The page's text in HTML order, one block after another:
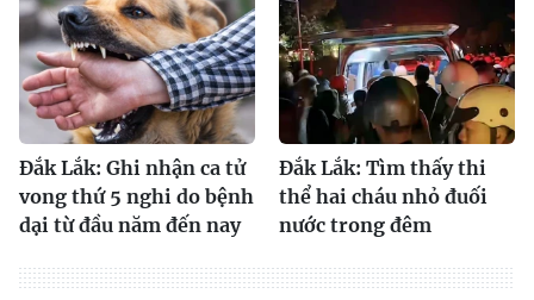
Đắk Lắk: Ghi nhận ca tử
vong thứ 5 nghi do bệnh
dại từ đầu năm đến nay
Đắk Lắk: Tìm thấy thi
thể hai cháu nhỏ đuối
nước trong đêm